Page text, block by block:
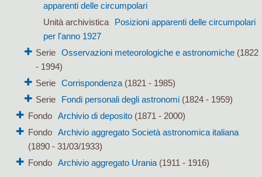
apparenti delle circumpolari
Unità archivistica
Posizioni apparenti delle circumpolari
per l'anno 1927
Serie Osservazioni meteorologiche e astronomiche(1822
- 1994)
Serie Corrispondenza(1821 - 1985)
Serie
Fondi personali degli astronomi(1824 - 1959)
Fondo
Archivio di deposito(1871 - 2000)
Fondo
Archivio aggregato Società astronomica italiana
(1890 - 31/03/1933)
Fondo
Archivio aggregato Urania(1911 - 1916)